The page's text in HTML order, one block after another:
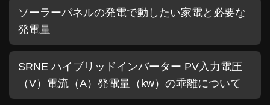
ソーラーパネルの発電で動したい家電と必要な
発電量
SRNE ハイブリッドインバーター PV入力電圧
（V）電流（A）発電量（kw）の乖離について